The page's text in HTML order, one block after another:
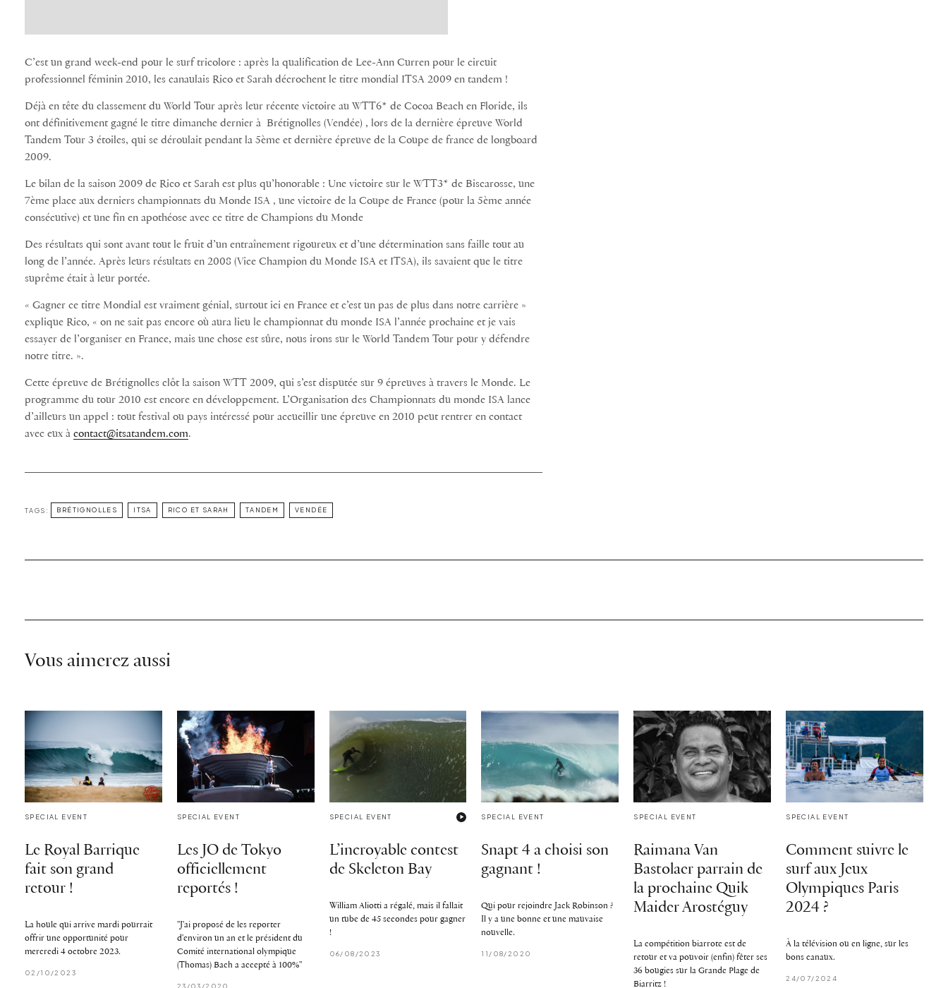
C’est un grand week-end pour le surf tricolore : après la qualification de Lee-Ann Curren pour le circuit
professionnel féminin 2010, les canaulais Rico et Sarah décrochent le titre mondial ITSA 2009 en tandem !
Déjà en tête du classement du World Tour après leur récente victoire au WTT6* de Cocoa Beach en Floride, ils
ont définitivement gagné le titre dimanche dernier à Brétignolles (Vendée) , lors de la dernière épreuve World
Tandem Tour 3 étoiles, qui se déroulait pendant la 5ème et dernière épreuve de la Coupe de france de longboard
2009.
Le bilan de la saison 2009 de Rico et Sarah est plus qu’honorable : Une victoire sur le WTT3* de Biscarosse, une
7ème place aux derniers championnats du Monde ISA , une victoire de la Coupe de France (pour la 5ème année
consécutive) et une fin en apothéose avec ce titre de Champions du Monde
Des résultats qui sont avant tout le fruit d’un entraînement rigoureux et d’une détermination sans faille tout au
long de l’année. Après leurs résultats en 2008 (Vice Champion du Monde ISA et ITSA), ils savaient que le titre
suprême était à leur portée.
« Gagner ce titre Mondial est vraiment génial, surtout ici en France et c’est un pas de plus dans notre carrière »
explique Rico, « on ne sait pas encore où aura lieu le championnat du monde ISA l’année prochaine et je vais
essayer de l’organiser en France, mais une chose est sûre, nous irons sur le World Tandem Tour pour y défendre
notre titre. ».
Cette épreuve de Brétignolles clôt la saison WTT 2009, qui s’est disputée sur 9 épreuves à travers le Monde. Le
programme du tour 2010 est encore en développement. L’Organisation des Championnats du monde ISA lance
d’ailleurs un appel : tout festival ou pays intéressé pour accueillir une épreuve en 2010 peut rentrer en contact
avec eux à contact@itsatandem.com.
TAGS: BRÉTIGNOLLES ITSA RICO ET SARAH TANDEM VENDÉE
Vous aimerez aussi
SPECIAL EVENT
Le Royal Barrique
fait son grand
retour !
La houle qui arrive mardi pourrait
offrir une opportunité pour
mercredi 4 octobre 2023.
02/10/2023
SPECIAL EVENT
Les JO de Tokyo
officiellement
reportés !
"J'ai proposé de les reporter
d'environ un an et le président du
Comité international olympique
(Thomas) Bach a accepté à 100%"
23/03/2020
SPECIAL EVENT
L’incroyable contest
de Skeleton Bay
William Aliotti a régalé, mais il fallait
un tube de 45 secondes pour gagner
!
06/08/2023
SPECIAL EVENT
Snapt 4 a choisi son
gagnant !
Qui pour rejoindre Jack Robinson ?
Il y a une bonne et une mauvaise
nouvelle.
11/08/2020
SPECIAL EVENT
Raimana Van
Bastolaer parrain de
la prochaine Quik
Maider Arostéguy
La compétition biarrote est de
retour et va pouvoir (enfin) fêter ses
36 bougies sur la Grande Plage de
Biarritz !
SPECIAL EVENT
Comment suivre le
surf aux Jeux
Olympiques Paris
2024 ?
À la télévision ou en ligne, sur les
bons canaux.
24/07/2024